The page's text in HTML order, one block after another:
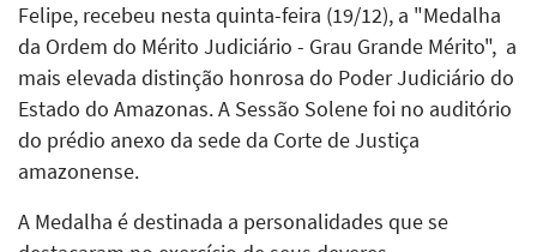
Felipe, recebeu nesta quinta-feira (19/12), a "Medalha
da Ordem do Mérito Judiciário - Grau Grande Mérito", a
mais elevada distinção honrosa do Poder Judiciário do
Estado do Amazonas. A Sessão Solene foi no auditório
do prédio anexo da sede da Corte de Justiça
amazonense.
A Medalha é destinada a personalidades que se